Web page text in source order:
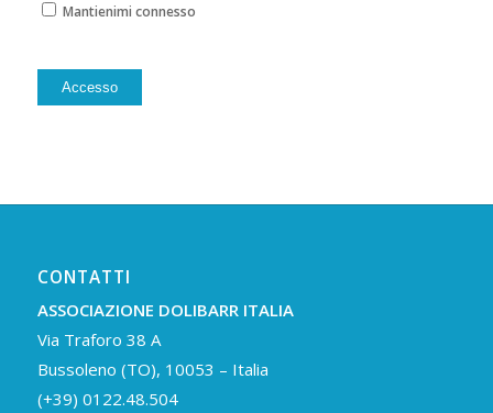
Mantienimi connesso
Accesso
CONTATTI
ASSOCIAZIONE DOLIBARR ITALIA
Via Traforo 38 A
Bussoleno (TO), 10053 – Italia
(+39) 0122.48.504